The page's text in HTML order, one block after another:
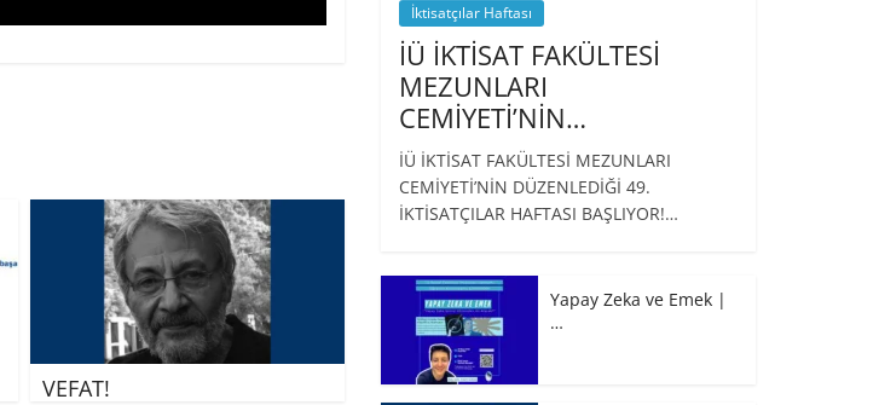
VEFAT!
İktisatçılar Haftası
İÜ İKTİSAT FAKÜLTESİ
MEZUNLARI
CEMİYETİ’NİN…
İÜ İKTİSAT FAKÜLTESİ MEZUNLARI
CEMİYETİ’NİN DÜZENLEDİĞİ 49.
İKTİSATÇILAR HAFTASI BAŞLIYOR!…
Yapay Zeka ve Emek |
…